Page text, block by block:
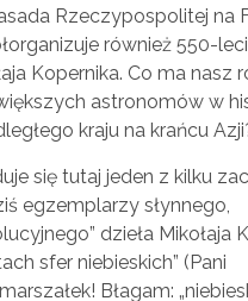
Rzeczypospolitej na
również 550-
Kopernika. Co ma nasz
astronomów w
kraju na krańcu
się tutaj jeden z kilku
egzemplarzy słynnego,
dzieła Mikołaja
sfer niebieskich” (Pani
Błagam: